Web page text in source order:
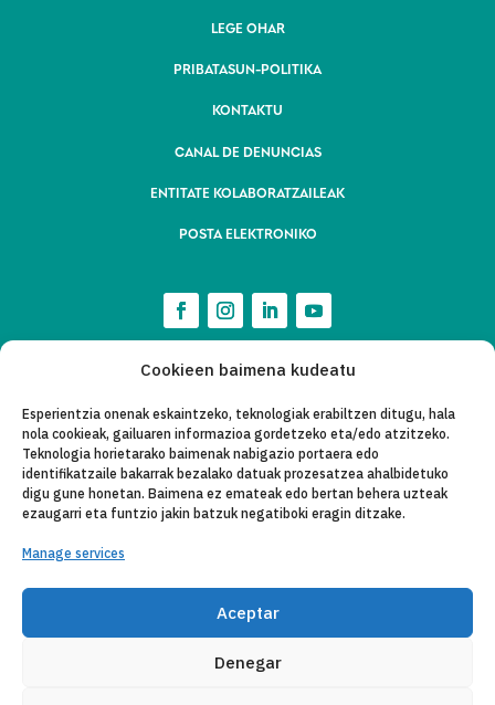
Cookieen baimena kudeatu
Esperientzia onenak eskaintzeko, teknologiak erabiltzen ditugu, hala
nola cookieak, gailuaren informazioa gordetzeko eta/edo atzitzeko.
Teknologia horietarako baimenak nabigazio portaera edo
identifikatzaile bakarrak bezalako datuak prozesatzea ahalbidetuko
digu gune honetan. Baimena ez emateak edo bertan behera uzteak
ezaugarri eta funtzio jakin batzuk negatiboki eragin ditzake.
Manage services
Aceptar
Denegar
LEGE OHAR
PRIBATASUN-POLITIKA
KONTAKTU
CANAL DE DENUNCIAS
ENTITATE KOLABORATZAILEAK
POSTA ELEKTRONIKO